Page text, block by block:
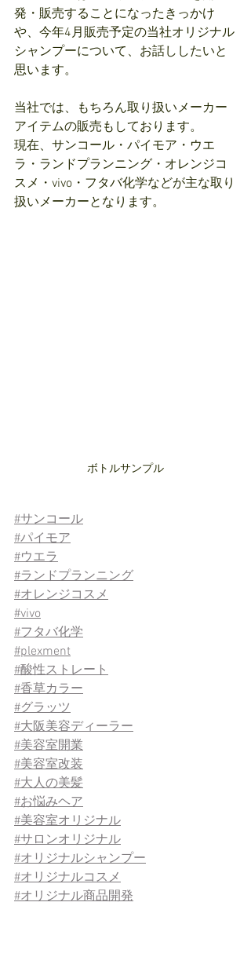
発・販売することになったきっかけ
や、今年4月販売予定の当社オリジナル
シャンプーについて、お話ししたいと
思います。
当社では、もちろん取り扱いメーカー
アイテムの販売もしております。
現在、サンコール・パイモア・ウエ
ラ・ランドプランニング・オレンジコ
スメ・vivo・フタバ化学などが主な取り
扱いメーカーとなります。
ボトルサンプル
#サンコール
#パイモア
#ウエラ
#ランドプランニング
#オレンジコスメ
#vivo
#フタバ化学
#plexment
#酸性ストレート
#香草カラー
#グラッツ
#大阪美容ディーラー
#美容室開業
#美容室改装
#大人の美髪
#お悩みヘア
#美容室オリジナル
#サロンオリジナル
#オリジナルシャンプー
#オリジナルコスメ
#オリジナル商品開発